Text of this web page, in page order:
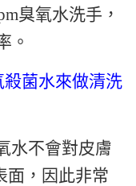
臭氧水洗手，
。
殺菌水來做清洗
水不會對皮膚
面，因此非常